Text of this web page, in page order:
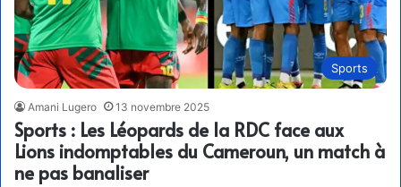
Sports
Amani Lugero 13 novembre 2025
Sports : Les Léopards de la RDC face aux
Lions indomptables du Cameroun, un match à
ne pas banaliser